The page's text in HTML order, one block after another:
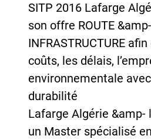
SITP 2016 Lafarge
son offre ROUTE &amp-
INFRASTRUCTURE
coûts, les délais,
environnementale
durabilité
Lafarge Algérie &amp-
un Master spécialisé